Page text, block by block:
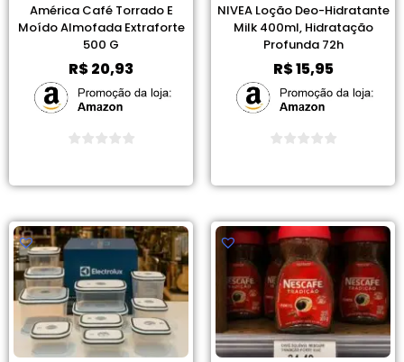
América Café Torrado E
Moído Almofada Extraforte
500 G
R$20,93
NIVEA Loção Deo-Hidratante
Milk 400ml, Hidratação
Profunda 72h
R$15,95